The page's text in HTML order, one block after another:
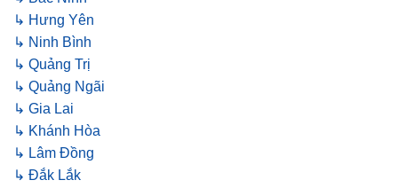
↳ Hưng Yên
↳ Ninh Bình
↳ Quảng Trị
↳ Quảng Ngãi
↳ Gia Lai
↳ Khánh Hòa
↳ Lâm Đồng
↳ Đắk Lắk